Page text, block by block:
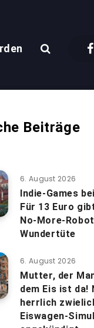
Beiträge
6. August 2026
Indie-Games
Für 13 Euro
No-More-
Wundertüte
6. August 2026
Mutter, der
dem Eis ist da!
herrlich
Eiswagen-